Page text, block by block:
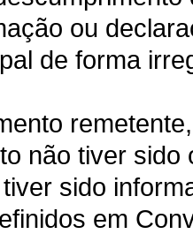
ou
de forma
não tiver
sido
em